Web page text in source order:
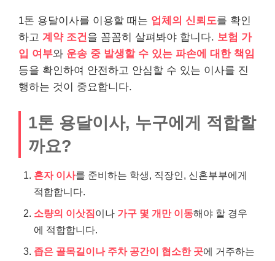
1톤 용달이사를 이용할 때는 업체의 신뢰도를 확인
하고 계약 조건을 꼼꼼히 살펴봐야 합니다. 보험 가
입 여부와 운송 중 발생할 수 있는 파손에 대한 책임
등을 확인하여 안전하고 안심할 수 있는 이사를 진
행하는 것이 중요합니다.
1톤 용달이사, 누구에게 적합할
까요?
혼자 이사를 준비하는 학생, 직장인, 신혼부부에게
적합합니다.
소량의 이삿짐이나 가구 몇 개만 이동해야 할 경우
에 적합합니다.
좁은 골목길이나 주차 공간이 협소한 곳에 거주하는